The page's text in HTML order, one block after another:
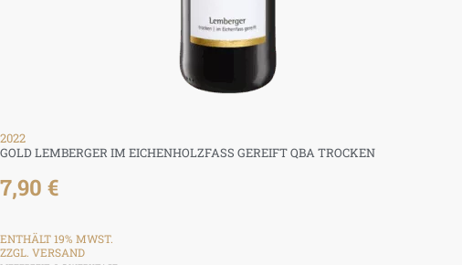
2022
GOLD LEMBERGER IM EICHENHOLZFASS GEREIFT QBA TROCKEN
7,90 €
ENTHÄLT 19% MWST.
ZZGL. VERSAND